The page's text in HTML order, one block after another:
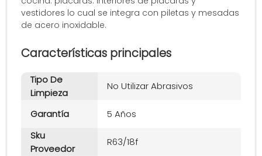
vestidores lo cual se integra con piletas y mesadas
de acero inoxidable.
Características principales
Tipo De
Limpieza
No Utilizar Abrasivos
Garantía
5 Años
Sku
Proveedor
R63/18f